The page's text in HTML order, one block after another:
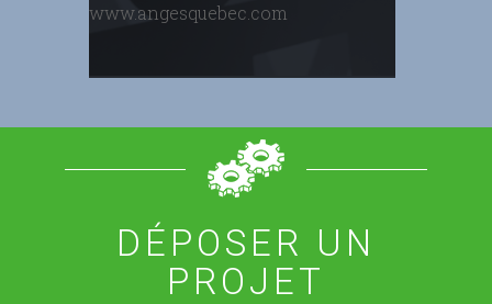
www.angesquebec.com
DÉPOSER UN
PROJET